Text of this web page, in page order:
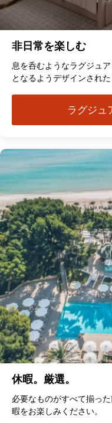
非日常を楽しむ
息を呑むようなラグジュ
となるようデザインされ
ラグジュ
休暇。厳選。
必要なものがすべて揃っ
暇をお楽しみください。